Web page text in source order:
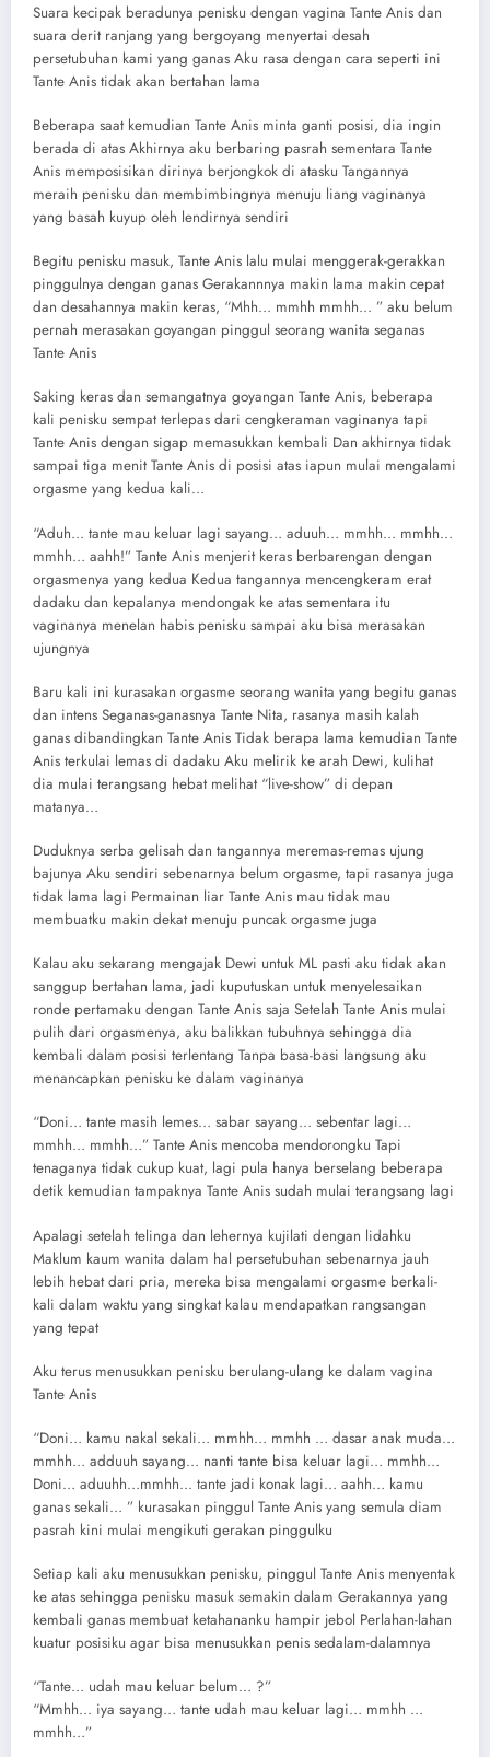
Suara kecipak beradunya penisku dengan vagina Tante Anis dan
suara derit ranjang yang bergoyang menyertai desah
persetubuhan kami yang ganas Aku rasa dengan cara seperti ini
Tante Anis tidak akan bertahan lama
Beberapa saat kemudian Tante Anis minta ganti posisi, dia ingin
berada di atas Akhirnya aku berbaring pasrah sementara Tante
Anis memposisikan dirinya berjongkok di atasku Tangannya
meraih penisku dan membimbingnya menuju liang vaginanya
yang basah kuyup oleh lendirnya sendiri
Begitu penisku masuk, Tante Anis lalu mulai menggerak-gerakkan
pinggulnya dengan ganas Gerakannnya makin lama makin cepat
dan desahannya makin keras, “Mhh… mmhh mmhh… ” aku belum
pernah merasakan goyangan pinggul seorang wanita seganas
Tante Anis
Saking keras dan semangatnya goyangan Tante Anis, beberapa
kali penisku sempat terlepas dari cengkeraman vaginanya tapi
Tante Anis dengan sigap memasukkan kembali Dan akhirnya tidak
sampai tiga menit Tante Anis di posisi atas iapun mulai mengalami
orgasme yang kedua kali…
“Aduh… tante mau keluar lagi sayang… aduuh… mmhh… mmhh…
mmhh… aahh!” Tante Anis menjerit keras berbarengan dengan
orgasmenya yang kedua Kedua tangannya mencengkeram erat
dadaku dan kepalanya mendongak ke atas sementara itu
vaginanya menelan habis penisku sampai aku bisa merasakan
ujungnya
Baru kali ini kurasakan orgasme seorang wanita yang begitu ganas
dan intens Seganas-ganasnya Tante Nita, rasanya masih kalah
ganas dibandingkan Tante Anis Tidak berapa lama kemudian Tante
Anis terkulai lemas di dadaku Aku melirik ke arah Dewi, kulihat
dia mulai terangsang hebat melihat “live-show” di depan
matanya…
Duduknya serba gelisah dan tangannya meremas-remas ujung
bajunya Aku sendiri sebenarnya belum orgasme, tapi rasanya juga
tidak lama lagi Permainan liar Tante Anis mau tidak mau
membuatku makin dekat menuju puncak orgasme juga
Kalau aku sekarang mengajak Dewi untuk ML pasti aku tidak akan
sanggup bertahan lama, jadi kuputuskan untuk menyelesaikan
ronde pertamaku dengan Tante Anis saja Setelah Tante Anis mulai
pulih dari orgasmenya, aku balikkan tubuhnya sehingga dia
kembali dalam posisi terlentang Tanpa basa-basi langsung aku
menancapkan penisku ke dalam vaginanya
“Doni… tante masih lemes… sabar sayang… sebentar lagi…
mmhh… mmhh…” Tante Anis mencoba mendorongku Tapi
tenaganya tidak cukup kuat, lagi pula hanya berselang beberapa
detik kemudian tampaknya Tante Anis sudah mulai terangsang lagi
Apalagi setelah telinga dan lehernya kujilati dengan lidahku
Maklum kaum wanita dalam hal persetubuhan sebenarnya jauh
lebih hebat dari pria, mereka bisa mengalami orgasme berkali-
kali dalam waktu yang singkat kalau mendapatkan rangsangan
yang tepat
Aku terus menusukkan penisku berulang-ulang ke dalam vagina
Tante Anis
“Doni… kamu nakal sekali… mmhh… mmhh … dasar anak muda…
mmhh… adduuh sayang… nanti tante bisa keluar lagi… mmhh…
Doni… aduuhh…mmhh… tante jadi konak lagi… aahh… kamu
ganas sekali… ” kurasakan pinggul Tante Anis yang semula diam
pasrah kini mulai mengikuti gerakan pinggulku
Setiap kali aku menusukkan penisku, pinggul Tante Anis menyentak
ke atas sehingga penisku masuk semakin dalam Gerakannya yang
kembali ganas membuat ketahananku hampir jebol Perlahan-lahan
kuatur posisiku agar bisa menusukkan penis sedalam-dalamnya
“Tante… udah mau keluar belum… ?”
“Mmhh… iya sayang… tante udah mau keluar lagi… mmhh …
mmhh…”